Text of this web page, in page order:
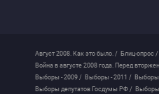
Август 2008. Как это было. / Блиц-опрос /
Война в августе 2008 года. Перед
Выборы - 2009 / Выборы - 2011 / Выборы
Выборы депутатов Госдумы РФ /